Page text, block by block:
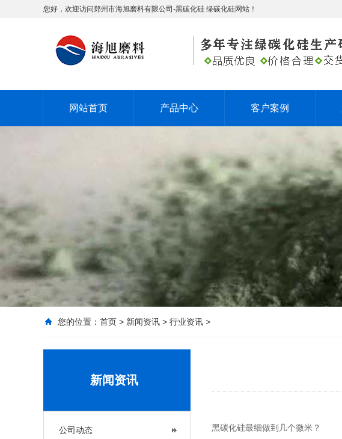
您好，欢迎访问郑州市海旭磨料有限公司-黑碳化硅 绿碳化硅网站！
网站首页 产品中心 客户案例
您的位置： 首页 > 新闻资讯 > 行业资讯 >
新闻资讯
公司动态
黑碳化硅最细做到几个微米？